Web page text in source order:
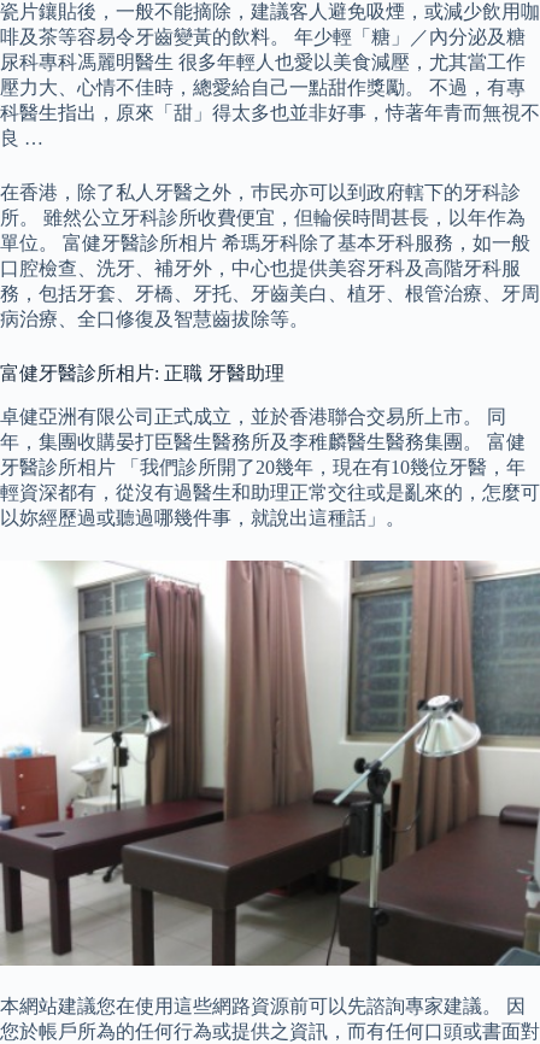
瓷片鑲貼後，一般不能摘除，建議客人避免吸煙，或減少飲用咖
啡及茶等容易令牙齒變黃的飲料。 年少輕「糖」／內分泌及糖
尿科專科馮麗明醫生 很多年輕人也愛以美食減壓，尤其當工作
壓力大、心情不佳時，總愛給自己一點甜作獎勵。 不過，有專
科醫生指出，原來「甜」得太多也並非好事，恃著年青而無視不
良 …
在香港，除了私人牙醫之外，巿民亦可以到政府轄下的牙科診
所。 雖然公立牙科診所收費便宜，但輪侯時間甚長，以年作為
單位。 富健牙醫診所相片 希瑪牙科除了基本牙科服務，如一般
口腔檢查、洗牙、補牙外，中心也提供美容牙科及高階牙科服
務，包括牙套、牙橋、牙托、牙齒美白、植牙、根管治療、牙周
病治療、全口修復及智慧齒拔除等。
富健牙醫診所相片: 正職 牙醫助理
卓健亞洲有限公司正式成立，並於香港聯合交易所上市。 同
年，集團收購晏打臣醫生醫務所及李稚麟醫生醫務集團。 富健
牙醫診所相片 「我們診所開了20幾年，現在有10幾位牙醫，年
輕資深都有，從沒有過醫生和助理正常交往或是亂來的，怎麼可
以妳經歷過或聽過哪幾件事，就說出這種話」。
本網站建議您在使用這些網路資源前可以先諮詢專家建議。 因
您於帳戶所為的任何行為或提供之資訊，而有任何口頭或書面對